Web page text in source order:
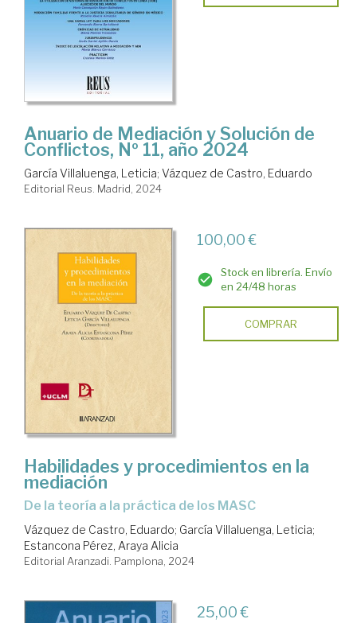
Anuario de Mediación y Solución de
Conflictos, Nº 11, año 2024
García Villaluenga, Leticia; Vázquez de Castro, Eduardo
Editorial Reus. Madrid, 2024
100,00 €
Stock en librería. Envío
en 24/48 horas
COMPRAR
Habilidades y procedimientos en la
mediación
De la teoría a la práctica de los MASC
Vázquez de Castro, Eduardo; García Villaluenga, Leticia;
Estancona Pérez, Araya Alicia
Editorial Aranzadi. Pamplona, 2024
25,00 €